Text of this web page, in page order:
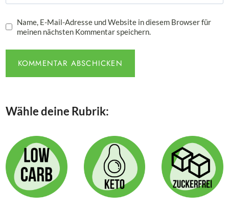
Name, E-Mail-Adresse und Website in diesem Browser für
meinen nächsten Kommentar speichern.
Wähle deine Rubrik: